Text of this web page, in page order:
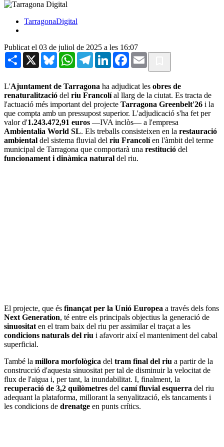
TarragonaDigital
Publicat el 03 de juliol de 2025 a les 16:07
Share X BlueskyWhatsAppTelegramLinkedInFacebook
Email
L'Ajuntament de Tarragona ha adjudicat les obres de
renaturalització del riu Francolíal llarg de la ciutat. Es tracta de
l'actuació més important del projecte Tarragona Greenbelt'26 i la
que compta amb un pressupost superior. L'adjudicació s'ha fet per
valor d'1.243.472,91 euros —IVA inclòs— a l'empresa
Ambientalia World SL. Els treballs consisteixen en la restauració
ambiental del sistema fluvial del riu Francolíen l'àmbit del terme
municipal de Tarragona que comportarà una restitució del
funcionament i dinàmica natural del riu.
El projecte, que és finançat per la Unió Europea a través dels fons
Next Generation, té entre els principals objectius la generació de
sinuositat en el tram baix del riu per assimilar el traçat a les
condicions naturals del riu i afavorir així el manteniment del cabal
superficial.
També la millora morfològica del tram final del riu a partir de la
construcció d'aquesta sinuositat per tal de disminuir la velocitat de
flux de l'aigua i, per tant, la inundabilitat. I, finalment, la
recuperació de 3,2 quilòmetres del camí fluvial esquerra del riu
adequant la plataforma, millorant la senyalització, els tancaments i
les condicions de drenatge en punts crítics.